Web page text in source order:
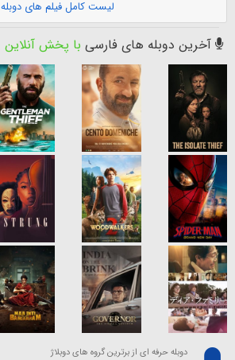
لیست کامل فیلم های دوبله
آخرین دوبله های فارسی با پخش آنلاین
دوبله حرفه ای از برترین گروه های دوبلاژ